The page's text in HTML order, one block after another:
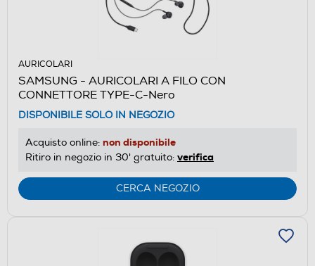
AURICOLARI
SAMSUNG - AURICOLARI A FILO CON
CONNETTORE TYPE-C-Nero
DISPONIBILE SOLO IN NEGOZIO
Acquisto online: non disponibile
Ritiro in negozio in 30' gratuito: verifica
CERCA NEGOZIO